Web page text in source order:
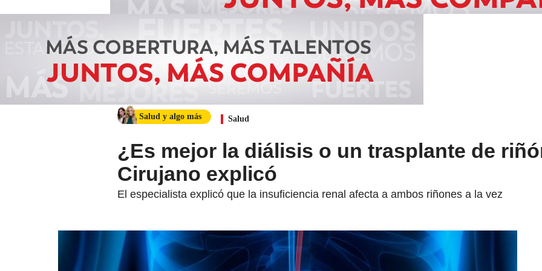
Salud y algo más Salud
¿Es mejor la diálisis o un trasplante de
Cirujano explicó
El especialista explicó que la insuficiencia renal afecta a ambos riñones a la vez